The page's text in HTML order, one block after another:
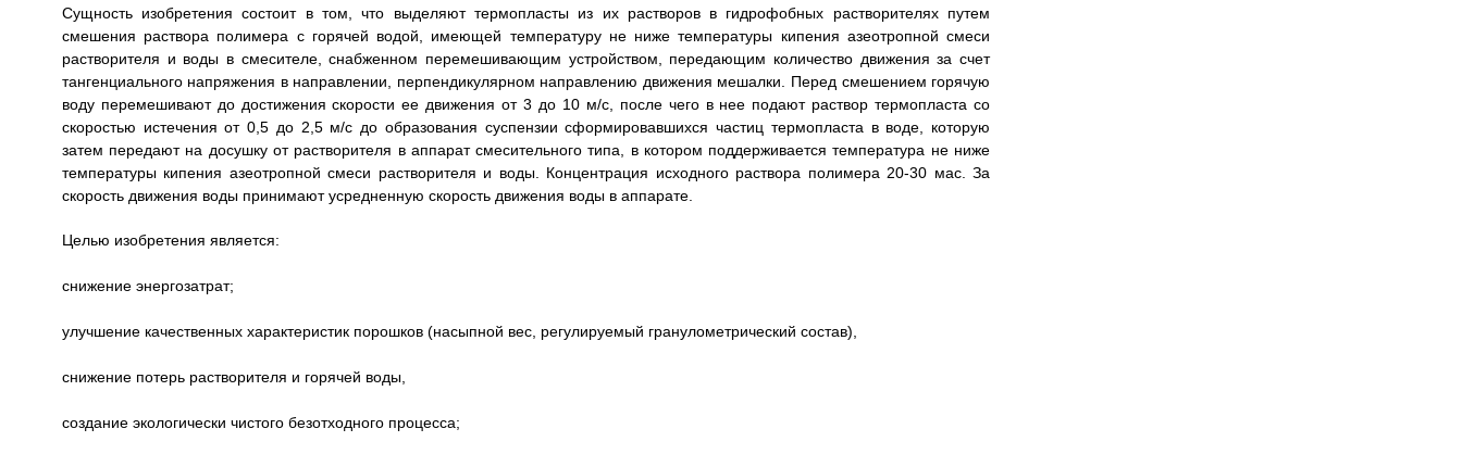
Сущность изобретения состоит в том, что выделяют термопласты из их растворов в гидрофобных растворителях путем
смешения раствора полимера с горячей водой, имеющей температуру не ниже температуры кипения азеотропной смеси
растворителя и воды в смесителе, снабженном перемешивающим устройством, передающим количество движения за счет
тангенциального напряжения в направлении, перпендикулярном направлению движения мешалки. Перед смешением горячую
воду перемешивают до достижения скорости ее движения от 3 до 10 м/с, после чего в нее подают раствор термопласта со
скоростью истечения от 0,5 до 2,5 м/с до образования суспензии сформировавшихся частиц термопласта в воде, которую
затем передают на досушку от растворителя в аппарат смесительного типа, в котором поддерживается температура не ниже
температуры кипения азеотропной смеси растворителя и воды. Концентрация исходного раствора полимера 20-30 мас. За
скорость движения воды принимают усредненную скорость движения воды в аппарате.
Целью изобретения является:
снижение энергозатрат;
улучшение качественных характеристик порошков (насыпной вес, регулируемый гранулометрический состав),
снижение потерь растворителя и горячей воды,
создание экологически чистого безотходного процесса;